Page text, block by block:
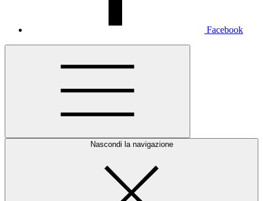
Facebook
Nascondi la navigazione